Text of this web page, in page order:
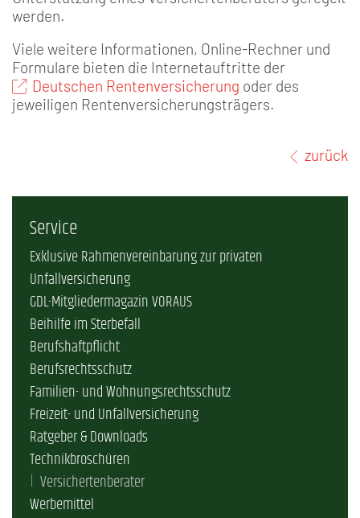
werden.
Viele weitere Informationen, Online-Rechner und
Formulare bieten die Internetauftritte der
Deutschen Rentenversicherung oder des
jeweiligen Rentenversicherungsträgers.
zurück
Service
Exklusive Rahmenvereinbarung zur privaten
Unfallversicherung
GDL-Mitgliedermagazin VORAUS
Beihilfe im Sterbefall
Berufshaftpflicht
Berufsrechtsschutz
Familien- und Wohnungsrechtsschutz
Freizeit- und Unfallversicherung
Ratgeber & Downloads
Technikbroschüren
Versichertenberater
Werbemittel